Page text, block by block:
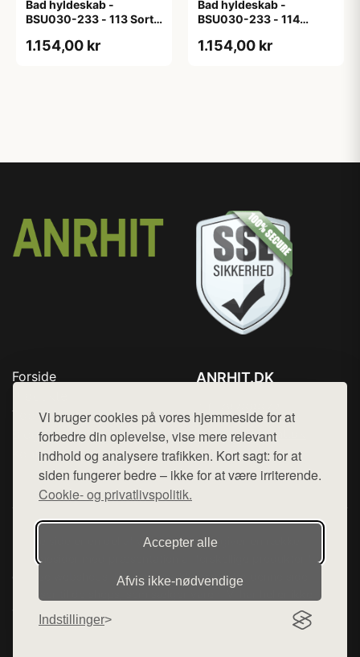
Vi bruger cookies på vores hjemmeside for at
forbedre din oplevelse, vise mere relevant
indhold og analysere trafikken. Kort sagt: for at
siden fungerer bedre – ikke for at være irriterende.
Cookie- og privatlivspolitik.
Accepter alle
Afvis ikke‑nødvendige
Indstillinger
Bad hyldeskab -
BSU030-233 - 113 Sort
1.154,00 kr
Bad hyldeskab -
BSU030-233 - 114
m/eg ABS-kant
1.154,00 kr
Forside
Top Rabatter
Blog
Kontakt
ANRHIT.DK
Mail: hej@want.dk
Cookie- og privatlivspolitik
Denne side er en del af want.dk, der udgiver en række
hjemmesider med præsentation af forskellige produkter fra
diverse webshops. Der sælges ikke varer fra denne side - vi
henviser til de shops, som sælger varen. Vi har heller ikke
varerne på lager.